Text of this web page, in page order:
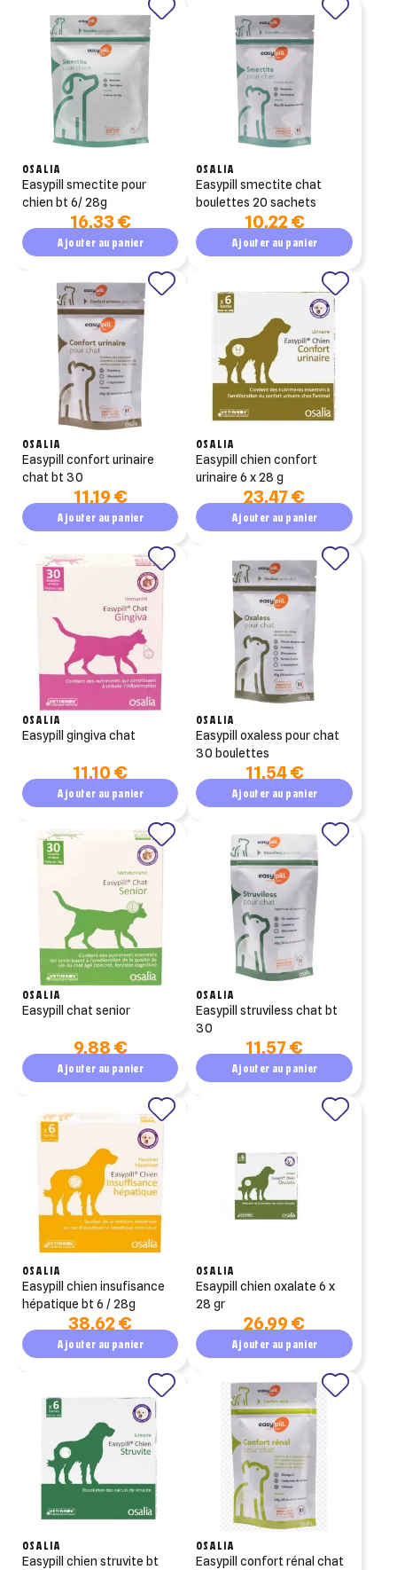
OSALIA
easypill smectite pour
chien bt 6/ 28g
16,33 €
Ajouter au panier
OSALIA
easypill smectite chat
boulettes 20 sachets
10,22 €
Ajouter au panier
OSALIA
easypill confort urinaire
chat bt 30
11,19 €
Ajouter au panier
OSALIA
easypill chien confort
urinaire 6 x 28 g
23,47 €
Ajouter au panier
OSALIA
easypill gingiva chat
11,10 €
Ajouter au panier
OSALIA
easypill oxaless pour chat
30 boulettes
11,54 €
Ajouter au panier
OSALIA
easypill chat senior
9,88 €
Ajouter au panier
OSALIA
easypill struviless chat bt
30
11,57 €
Ajouter au panier
OSALIA
easypill chien insufisance
hépatique bt 6 / 28g
38,62 €
Ajouter au panier
OSALIA
esaypill chien oxalate 6 x
28 gr
26,99 €
Ajouter au panier
OSALIA
easypill chien struvite bt
OSALIA
easypill confort rénal chat